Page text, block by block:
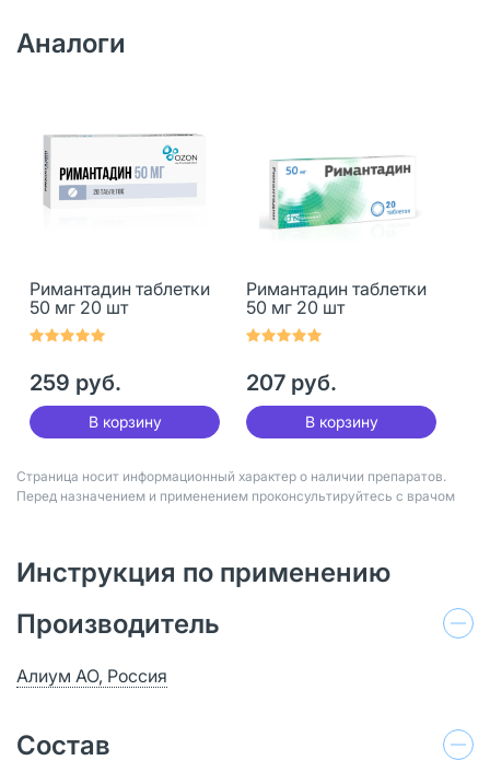
Аналоги
Римантадин таблетки
50 мг 20 шт
259 руб.
В корзину
Римантадин таблетки
50 мг 20 шт
207 руб.
В корзину
Страница носит информационный характер о наличии препаратов.
Перед назначением и применением проконсультируйтесь с врачом
Инструкция по применению
Производитель
Алиум АО, Россия
Состав